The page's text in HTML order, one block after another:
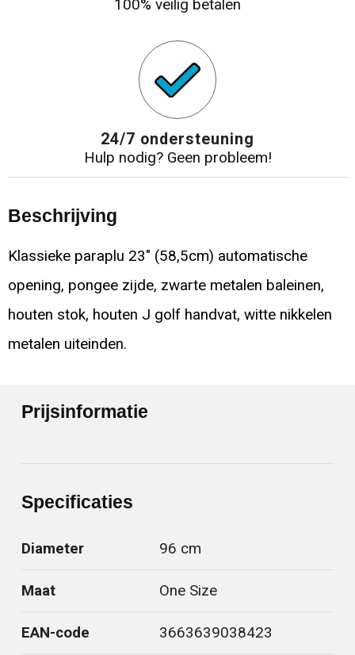
100% veilig betalen
24/7 ondersteuning
Hulp nodig? Geen probleem!
Beschrijving
Klassieke paraplu 23" (58,5cm) automatische
opening, pongee zijde, zwarte metalen baleinen,
houten stok, houten J golf handvat, witte nikkelen
metalen uiteinden.
Prijsinformatie
Specificaties
Diameter 96 cm
Maat One Size
EAN-code 3663639038423